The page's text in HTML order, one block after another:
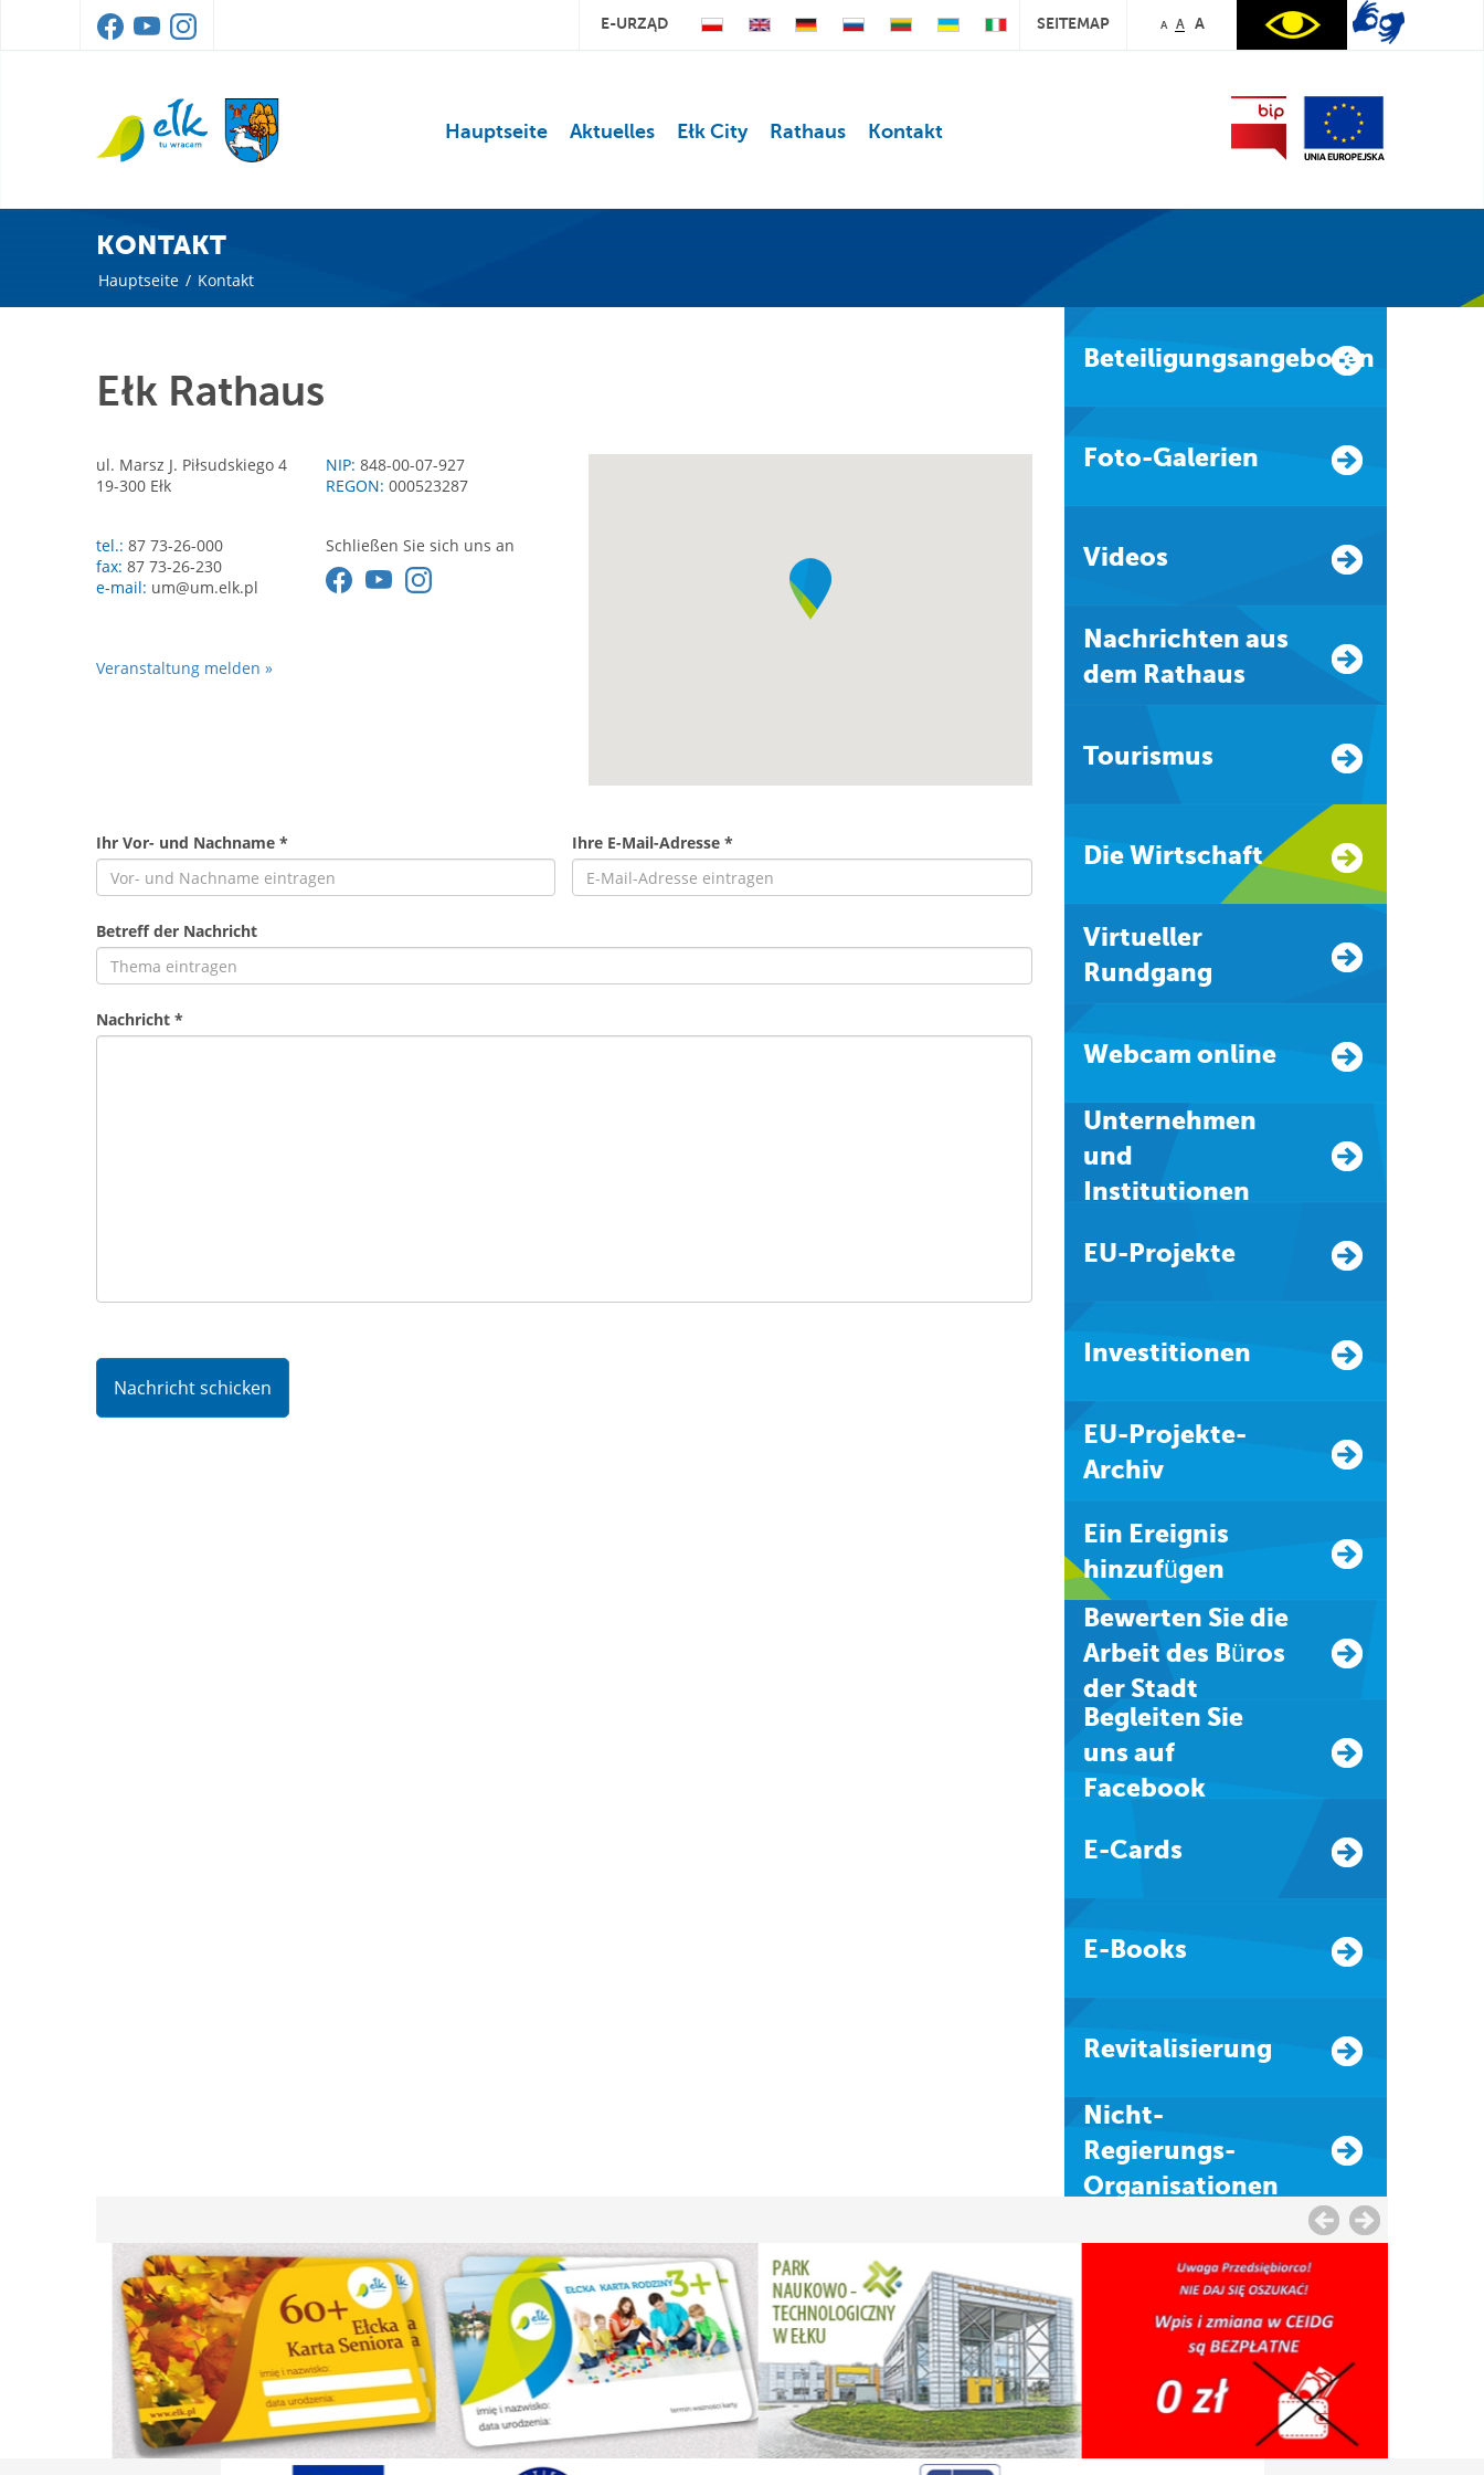
E-URZĄD SEITEMAP A A A
Hauptseite Aktuelles Ełk City Rathaus Kontakt
KONTAKT
Hauptseite / Kontakt
Ełk Rathaus
ul. Marsz J. Piłsudskiego 4
19-300 Ełk
tel.: 87 73-26-000
fax: 87 73-26-230
e-mail: um@um.elk.pl
Veranstaltung melden »
NIP: 848-00-07-927
REGON: 000523287
Schließen Sie sich uns an
Ihr Vor- und Nachname * Ihre E-Mail-Adresse *
Betreff der Nachricht
Nachricht *
Nachricht schicken
Beteiligungsangeboten
Foto-Galerien
Videos
Nachrichten aus
dem Rathaus
Tourismus
Die Wirtschaft
Virtueller
Rundgang
Webcam online
Unternehmen
und
Institutionen
EU-Projekte
Investitionen
EU-Projekte-
Archiv
Ein Ereignis
hinzufügen
Bewerten Sie die
Arbeit des Büros
der Stadt
Begleiten Sie
uns auf
Facebook
E-Cards
E-Books
Revitalisierung
Nicht-
Regierungs-
Organisationen